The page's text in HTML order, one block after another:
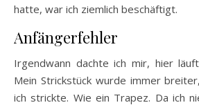
hatte, war ich ziemlich beschäftigt.
Anfängerfehler
Irgendwann dachte ich mir, hier
Mein Strickstück wurde immer
ich strickte. Wie ein Trapez. Da ich